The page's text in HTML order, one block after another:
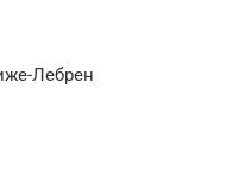
Лебрен